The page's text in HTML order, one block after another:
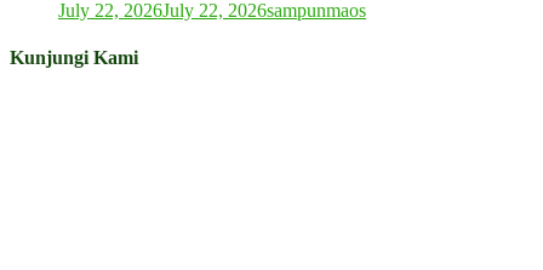
July 22, 2026July 22, 2026sampunmaos
Kunjungi Kami